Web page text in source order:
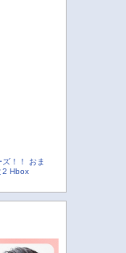
ズ！！ おま
2 Hbox